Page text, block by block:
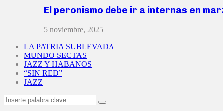
El peronismo debe ir a internas en
5 noviembre, 2025
LA PATRIA SUBLEVADA
MUNDO SECTAS
JAZZ Y HABANOS
“SIN RED”
JAZZ
Search
for:
Search